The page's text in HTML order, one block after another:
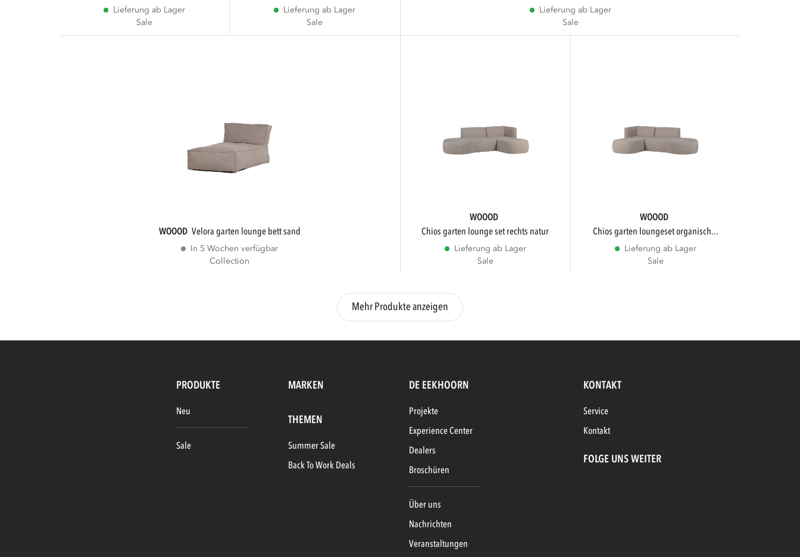
Lieferung ab Lager
Sale
Lieferung ab Lager
Sale
Lieferung ab Lager
Sale
WOOOD velora garten lounge bett sand
In 5 Wochen verfügbar
Collection
WOOOD
chios garten lounge set rechts natur
Lieferung ab Lager
Sale
WOOOD
chios garten loungeset organisch...
Lieferung ab Lager
Sale
Mehr Produkte anzeigen
PRODUKTE MARKEN
Neu
Sale
THEMEN
Summer Sale
Back To Work Deals
DE EEKHOORN
Projekte
Experience Center
Dealers
Broschüren
Über uns
Nachrichten
Veranstaltungen
KONTAKT
Service
Kontakt
FOLGE UNS WEITER